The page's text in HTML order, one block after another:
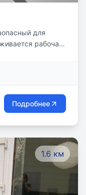
для
рабочая
поварами.
деловых
осознанно
Подробнее
1.6 км